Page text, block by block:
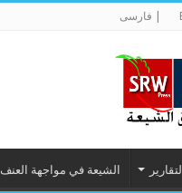
| فارسى
التقارير الشيعة في مواجهة العنف